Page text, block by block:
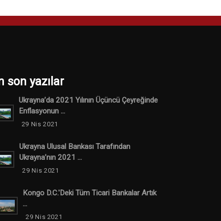
son yazılar
Ukrayna’da 2021 Yılının Üçüncü Çeyreğinde
Enflasyonun ...
29 Nis 2021
Ukrayna Ulusal Bankası Tarafından
Ukrayna’nın 2021 ...
29 Nis 2021
Kongo D.C.'Deki Tüm Ticari Bankalar Artık
...
29 Nis 2021